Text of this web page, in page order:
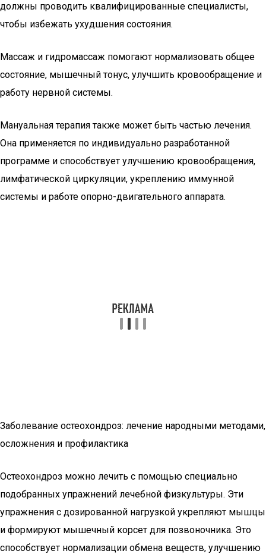
должны проводить квалифицированные специалисты,
чтобы избежать ухудшения состояния.
Массаж и гидромассаж помогают нормализовать общее
состояние, мышечный тонус, улучшить кровообращение и
работу нервной системы.
Мануальная терапия также может быть частью лечения.
Она применяется по индивидуально разработанной
программе и способствует улучшению кровообращения,
лимфатической циркуляции, укреплению иммунной
системы и работе опорно-двигательного аппарата.
Заболевание остеохондроз: лечение народными методами,
осложнения и профилактика
Остеохондроз можно лечить с помощью специально
подобранных упражнений лечебной физкультуры. Эти
упражнения с дозированной нагрузкой укрепляют мышцы
и формируют мышечный корсет для позвоночника. Это
способствует нормализации обмена веществ, улучшению